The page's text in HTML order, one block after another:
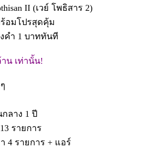
II (เวย์ โพธิสาร 2)
อมโปรสุดคุ้ม
คำ 1 บาททันที
าน เท่านั้น!
ลาง 1 ปี
รายการ
4 รายการ + แอร์